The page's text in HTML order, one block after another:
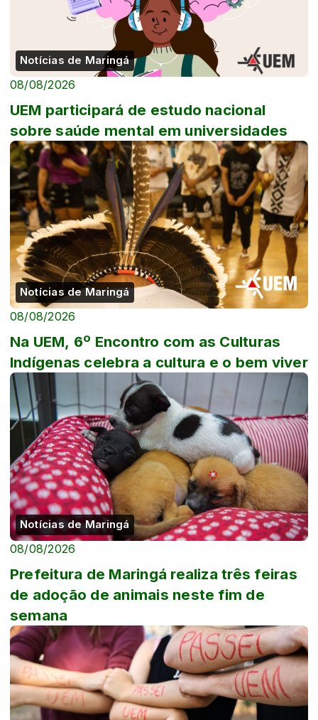
Notícias de Maringá
08/08/2026
UEM participará de estudo nacional
sobre saúde mental em universidades
Notícias de Maringá
08/08/2026
Na UEM, 6º Encontro com as Culturas
Indígenas celebra a cultura e o bem viver
Notícias de Maringá
08/08/2026
Prefeitura de Maringá realiza três feiras
de adoção de animais neste fim de
semana